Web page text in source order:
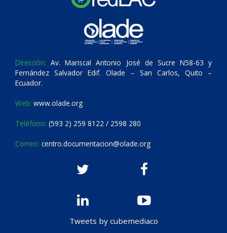
Dirección: Av. Mariscal Antonio José de Sucre N58-63 y
Fernández Salvador Edif. Olade – San Carlos, Quito –
Ecuador.
Web: www.olade.org
Teléfono: (593 2) 259 8122 / 2598 280
Correo: centro.documentacion@olade.org
Tweets by cubemediaco